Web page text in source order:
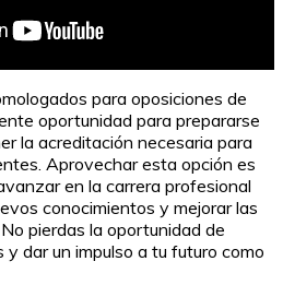
para oposiciones de
oportunidad para prepararse
la acreditación necesaria para
Aprovechar esta opción es
en la carrera profesional
conocimientos y mejorar las
pierdas la oportunidad de
dar un impulso a tu futuro como